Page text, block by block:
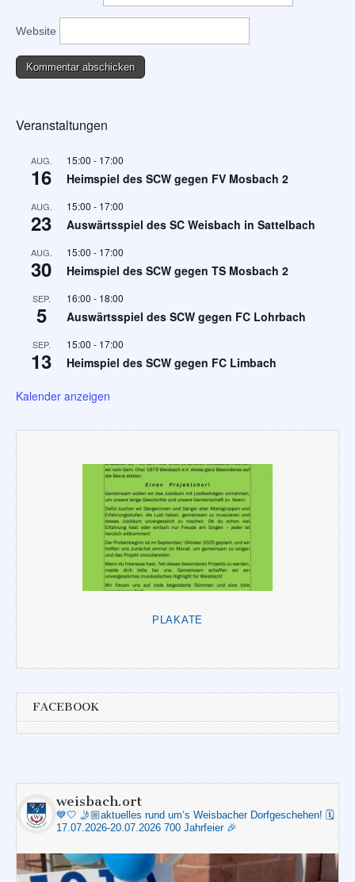
Website
Veranstaltungen
AUG.
16
15:00 - 17:00
Heimspiel des SCW gegen FV Mosbach 2
AUG.
23
15:00 - 17:00
Auswärtsspiel des SC Weisbach in Sattelbach
AUG.
30
15:00 - 17:00
Heimspiel des SCW gegen TS Mosbach 2
SEP.
5
16:00 - 18:00
Auswärtsspiel des SCW gegen FC Lohrbach
SEP.
13
15:00 - 17:00
Heimspiel des SCW gegen FC Limbach
Kalender anzeigen
PLAKATE
FACEBOOK
weisbach.ort
💙🤍 🤳🏼aktuelles rund um‘s Weisbacher Dorfgeschehen! 🗓️
17.07.2026-20.07.2026 700 Jahrfeier 🎉